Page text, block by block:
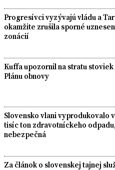
Progresívci vyzývajú vládu a
okamžite zrušila sporné
zonácií
Kuffa upozornil na stratu
Plánu obnovy
Slovensko vlani vyprodukovalo
tisíc ton zdravotníckeho
nebezpečná
Za článok o slovenskej tajnej